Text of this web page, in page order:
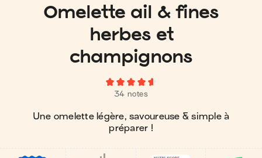
Omelette ail & fines
herbes et
champignons
34 notes
Une omelette légère, savoureuse & simple à
préparer !